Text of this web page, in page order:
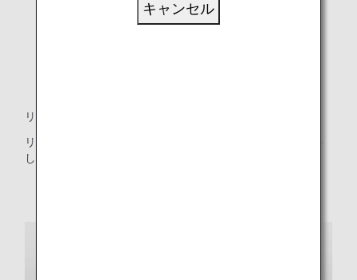
リクライニングシート
リクライニング時にはシート全体で体をしっかりとサポート
し、ゆりかご「CRADLE」のようなくつろぎ感
キャンセル